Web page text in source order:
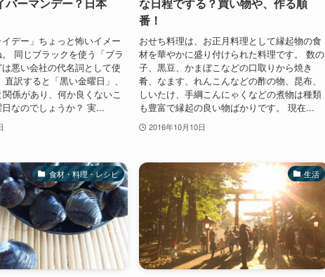
バーマンデー？日本
イデー」ちょっと怖いイメー
同じブラックを使う「ブラ
悪い会社の代名詞として使
訳すると「黒い金曜日」、
係があり、何か良くないこ
なのでしょうか？ 実...
な日程でする？買い物や、作る順
番！
おせち料理は、お正月料理として縁起物の食
材を華やかに盛り付けられた料理です。 数の
子、黒豆、かまぼこなどの口取りから焼き
肴、なます、れんこんなどの酢の物、昆布、
しいたけ、手綱こんにゃくなどの煮物は種類
も豊富で縁起の良い物ばかりです。 現在...
2016年10月10日
食材・料理・レシピ 生活